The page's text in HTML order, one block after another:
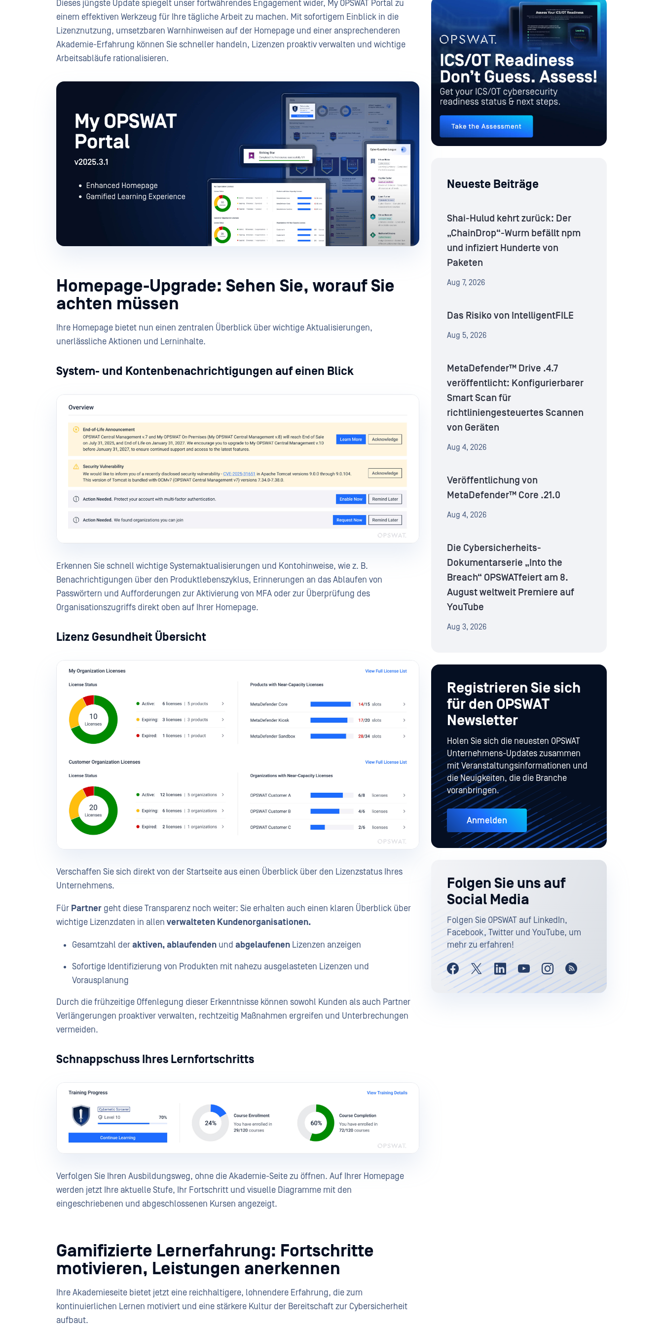
Dieses jüngste Update spiegelt unser fortwährendes Engagement wider, My OPSWAT Portal zu
einem effektiven Werkzeug für Ihre tägliche Arbeit zu machen. Mit sofortigem Einblick in die
Lizenznutzung, umsetzbaren Warnhinweisen auf der Homepage und einer ansprechenderen
Akademie-Erfahrung können Sie schneller handeln, Lizenzen proaktiv verwalten und wichtige
Arbeitsabläufe rationalisieren.
Homepage-Upgrade: Sehen Sie, worauf Sie
achten müssen
Ihre Homepage bietet nun einen zentralen Überblick über wichtige Aktualisierungen,
unerlässliche Aktionen und Lerninhalte.
System- und Kontenbenachrichtigungen auf einen Blick
Erkennen Sie schnell wichtige Systemaktualisierungen und Kontohinweise, wie z. B.
Benachrichtigungen über den Produktlebenszyklus, Erinnerungen an das Ablaufen von
Passwörtern und Aufforderungen zur Aktivierung von MFA oder zur Überprüfung des
Organisationszugriffs direkt oben auf Ihrer Homepage.
Lizenz Gesundheit Übersicht
Verschaffen Sie sich direkt von der Startseite aus einen Überblick über den Lizenzstatus Ihres
Unternehmens.
Für Partner geht diese Transparenz noch weiter: Sie erhalten auch einen klaren Überblick über
wichtige Lizenzdaten in allen verwalteten Kundenorganisationen.
Gesamtzahl deraktiven, ablaufenden und abgelaufenen Lizenzen anzeigen
Sofortige Identifizierung von Produkten mit nahezu ausgelasteten Lizenzen und
Vorausplanung
Durch die frühzeitige Offenlegung dieser Erkenntnisse können sowohl Kunden als auch Partner
Verlängerungen proaktiver verwalten, rechtzeitig Maßnahmen ergreifen und Unterbrechungen
vermeiden.
Schnappschuss Ihres Lernfortschritts
Verfolgen Sie Ihren Ausbildungsweg, ohne die Akademie-Seite zu öffnen. Auf Ihrer Homepage
werden jetzt Ihre aktuelle Stufe, Ihr Fortschritt und visuelle Diagramme mit den
eingeschriebenen und abgeschlossenen Kursen angezeigt.
Gamifizierte Lernerfahrung: Fortschritte
motivieren, Leistungen anerkennen
Ihre Akademieseite bietet jetzt eine reichhaltigere, lohnendere Erfahrung, die zum
kontinuierlichen Lernen motiviert und eine stärkere Kultur der Bereitschaft zur Cybersicherheit
aufbaut.
Neueste Beiträge
Shai-Hulud kehrt zurück: Der
„ChainDrop“-Wurm befällt npm
und infiziert Hunderte von
Paketen
Aug 7, 2026
Das Risiko von IntelligentFILE
Aug 5, 2026
MetaDefender™ Drive .4.7
veröffentlicht: Konfigurierbarer
Smart Scan für
richtliniengesteuertes Scannen
von Geräten
Aug 4, 2026
Veröffentlichung von
MetaDefender™ Core .21.0
Aug 4, 2026
Die Cybersicherheits-
Dokumentarserie „Into the
Breach“ OPSWATfeiert am 8.
August weltweit Premiere auf
YouTube
Aug 3, 2026
Registrieren Sie sich
für den OPSWAT
Newsletter
Holen Sie sich die neuesten OPSWAT
Unternehmens-Updates zusammen
mit Veranstaltungsinformationen und
die Neuigkeiten, die die Branche
voranbringen.
Anmelden
Folgen Sie uns auf
Social Media
Folgen Sie OPSWAT auf LinkedIn,
Facebook, Twitter und YouTube, um
mehr zu erfahren!